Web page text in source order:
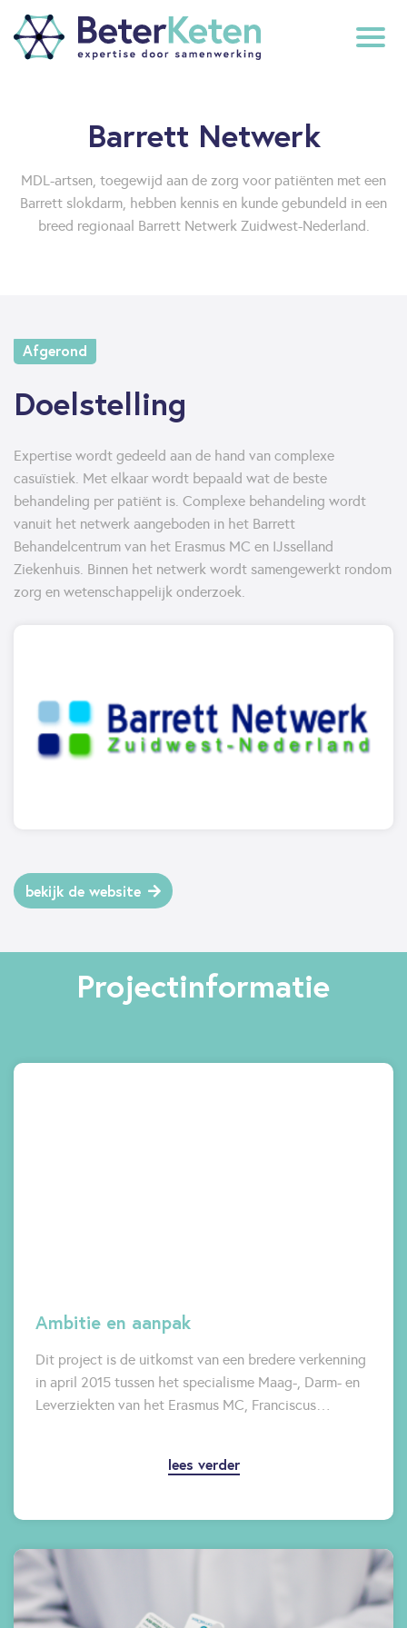
subscribe
Barrett Netwerk
MDL-artsen, toegewijd aan de zorg voor patiënten met een
Barrett slokdarm, hebben kennis en kunde gebundeld in een
breed regionaal Barrett Netwerk Zuidwest-Nederland.
Afgerond
Doelstelling
Expertise wordt gedeeld aan de hand van complexe
casuïstiek. Met elkaar wordt bepaald wat de beste
behandeling per patiënt is. Complexe behandeling wordt
vanuit het netwerk aangeboden in het Barrett
Behandelcentrum van het Erasmus MC en IJsselland
Ziekenhuis. Binnen het netwerk wordt samengewerkt rondom
zorg en wetenschappelijk onderzoek.
bekijk de website
Projectinformatie
Ambitie en aanpak
Dit project is de uitkomst van een bredere verkenning
in april 2015 tussen het specialisme Maag-, Darm- en
Leverziekten van het Erasmus MC, Franciscus…
lees verder